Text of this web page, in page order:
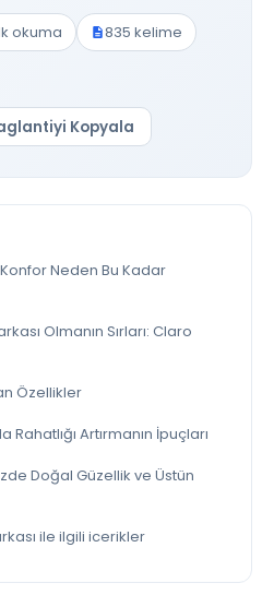
okuma
835 kelime
Kopyala
Neden Bu Kadar
Olmanın Sırları: Claro
Özellikler
Rahatlığı Artırmanın İpuçları
Doğal Güzellik ve Üstün
ile ilgili icerikler